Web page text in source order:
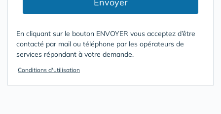
En cliquant sur le bouton ENVOYER vous acceptez d’être
contacté par mail ou téléphone par les opérateurs de
services répondant à votre demande.
Conditions d'utilisation